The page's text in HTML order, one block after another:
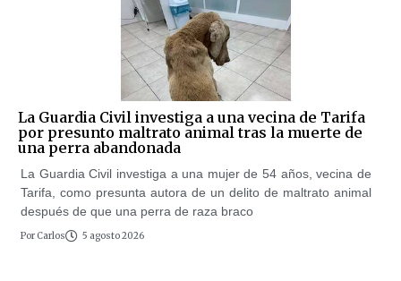
La Guardia Civil investiga a una vecina de Tarifa
por presunto maltrato animal tras la muerte de
una perra abandonada
La Guardia Civil investiga a una mujer de 54 años, vecina de
Tarifa, como presunta autora de un delito de maltrato animal
después de que una perra de raza braco
Por Carlos 5 agosto 2026